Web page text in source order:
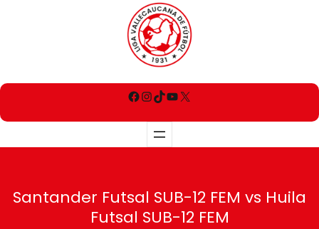
Santander Futsal SUB-12 FEM vs Huila
Futsal SUB-12 FEM